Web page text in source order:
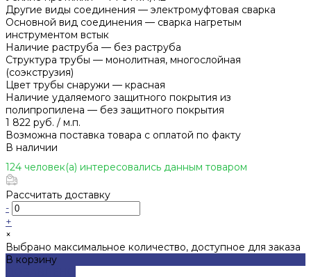
Другие виды соединения — электромуфтовая сварка
Основной вид соединения — сварка нагретым
инструментом встык
Наличие раструба — без раструба
Структура трубы — монолитная, многослойная
(соэкструзия)
Цвет трубы снаружи — красная
Наличие удаляемого защитного покрытия из
полипропилена — без защитного покрытия
1 822 руб. / м.п.
Возможна поставка товара с оплатой по факту
В наличии
124 человек(а) интересовались данным товаром
Рассчитать доставку
-
+
×
Выбрано максимальное количество, доступное для заказа
В корзину